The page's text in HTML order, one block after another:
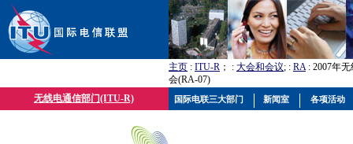
主页 : ITU-R ； : 大会和会议; : RA: 2007年
会(RA-07)
无线电通信部门(ITU-R)
国际电联三大部门 新闻室 各项活动